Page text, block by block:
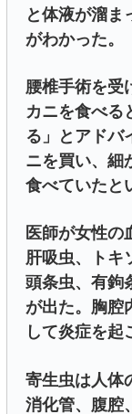
と体液が溜ま
がわかった。
腰椎手術を受
カニを食べる
る」とアドバ
ニを買い、細
食べていたと
医師が女性の
肝吸虫、トキ
頭条虫、有鉤
が出た。胸腔
して炎症を起
寄生虫は人体
消化管、腹腔